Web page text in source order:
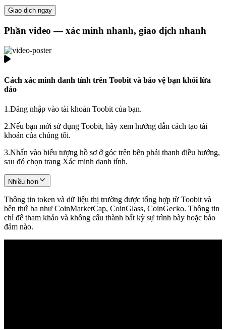
Giao dịch ngay
Phần video — xác minh nhanh, giao dịch nhanh
Cách xác minh danh tính trên Toobit và bảo vệ bạn khỏi lừa
đảo
1.Đăng nhập vào tài khoản Toobit của bạn.
2.Nếu bạn mới sử dụng Toobit, hãy xem hướng dẫn cách tạo tài
khoản của chúng tôi.
3.Nhấn vào biểu tượng hồ sơ ở góc trên bên phải thanh điều hướng,
sau đó chọn trang Xác minh danh tính.
Nhiều hơn
Thông tin token và dữ liệu thị trường được tổng hợp từ Toobit và
bên thứ ba như CoinMarketCap, CoinGlass, CoinGecko. Thông tin
chỉ để tham khảo và không cấu thành bất kỳ sự trình bày hoặc bảo
đảm nào.